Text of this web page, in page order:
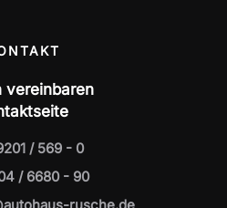
vereinbaren
/ 569 - 0
/ 6680 - 90